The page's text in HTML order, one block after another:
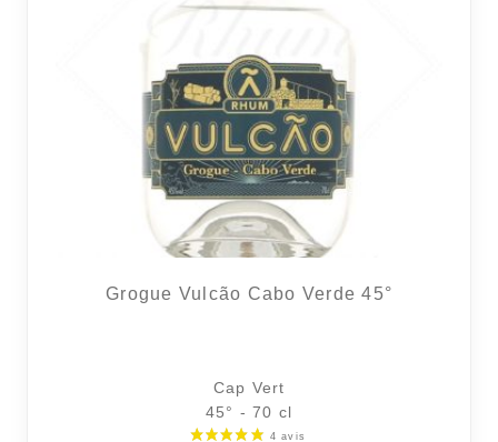
Grogue Vulcão Cabo Verde 45°
Cap Vert
45° - 70 cl